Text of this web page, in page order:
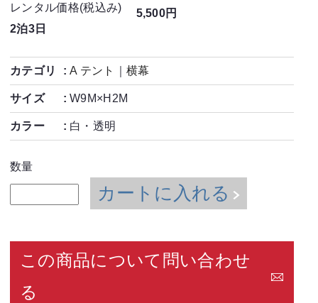
レンタル価格(税込み)
2泊3日
5,500円
カテゴリ A テント 横幕
サイズ W9M×H2M
カラー 白・透明
数量
カートに入れる
この商品について問い合わせ
る